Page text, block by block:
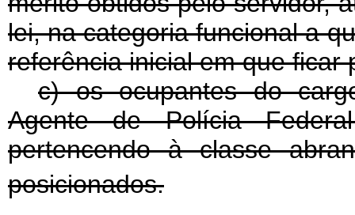
lei, na categoria funcional a
referência inicial em que ficar
c) os ocupantes do
Agente de Polícia
pertencendo à classe
posicionados.